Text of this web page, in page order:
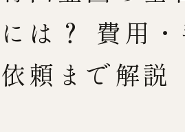
には？ 費用
依頼まで解説